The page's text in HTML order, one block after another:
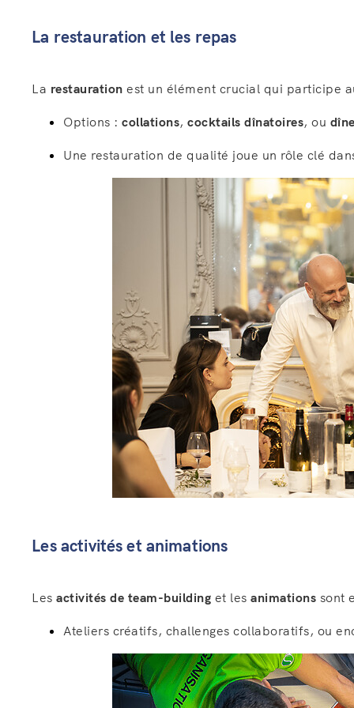
La restauration et les repas
La restauration est un élément crucial qui participe
Options :collations,cocktails dînatoires, ou
Une restauration de qualité joue un rôle clé
Les activités et animations
Lesactivités de team-building et lesanimations sont
Ateliers créatifs, challenges collaboratifs, ou